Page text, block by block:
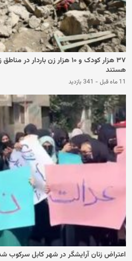
۳۷ هزار کودک و ۱۰ هزار زن
هستند
11 ماه قبل - 341 بازدید
اعتراض زنان آرایشگر در شهر کابل سرکوب